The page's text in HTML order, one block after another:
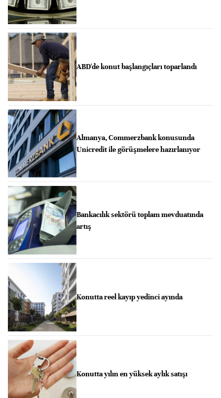
ABD'de konut başlangıçları toparlandı
Almanya, Commerzbank konusunda
Unicredit ile görüşmelere hazırlanıyor
Bankacılık sektörü toplam mevduatında
artış
Konutta reel kayıp yedinci ayında
Konutta yılın en yüksek aylık satışı